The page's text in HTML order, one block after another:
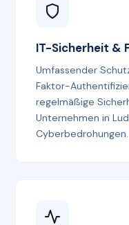
IT-Sicherheit &
Umfassender
Faktor-
regelmäßige
Unternehmen in
Cyberbedrohungen.